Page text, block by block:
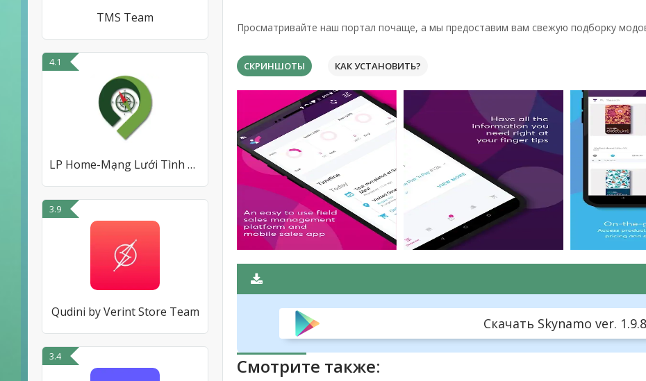
TMS Team
4.1
LP Home-Mạng Lưới Tình Báo BĐS
3.9
Qudini by Verint Store Team
3.4
Просматривайте наш портал почаще, а мы предоставим вам свежую подборку
СКРИНШОТЫ КАК УСТАНОВИТЬ?
Скачать Skynamo ver.
Смотрите также: